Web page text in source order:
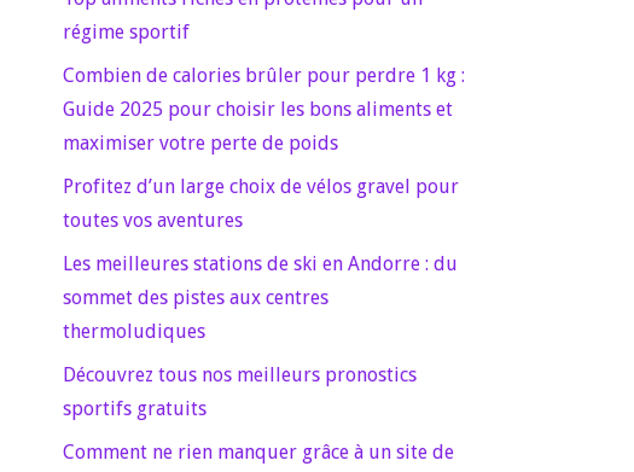
régime sportif
Combien de calories brûler pour perdre 1 kg :
Guide 2025 pour choisir les bons aliments et
maximiser votre perte de poids
Profitez d’un large choix de vélos gravel pour
toutes vos aventures
Les meilleures stations de ski en Andorre : du
sommet des pistes aux centres
thermoludiques
Découvrez tous nos meilleurs pronostics
sportifs gratuits
Comment ne rien manquer grâce à un site de